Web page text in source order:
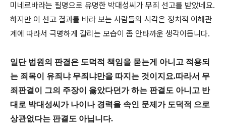
미네르바라는 필명으로 유명한 박대성씨가 무죄 선고를 받았네요.
하지만 이 선고 결과를 바라 보는 사람들의 시각은 정치적 이해관
계에 따라서 극명하게 갈리는 모습이 좀 안타까운 생각이듭니다.
일단 법원의 판결은 도덕적 책임을 묻는게 아니고 적용되
는 죄목이 유죄냐 무죄냐만을 따지는 것이지요.따라서 무
죄판결이 그의 주장이 옳았다던가 하는 판결도 아니고 반
대로 박대성씨가 나이나 경력을 속인 문제가 도덕적 으로
상관없다는 판결도 아닙니다.